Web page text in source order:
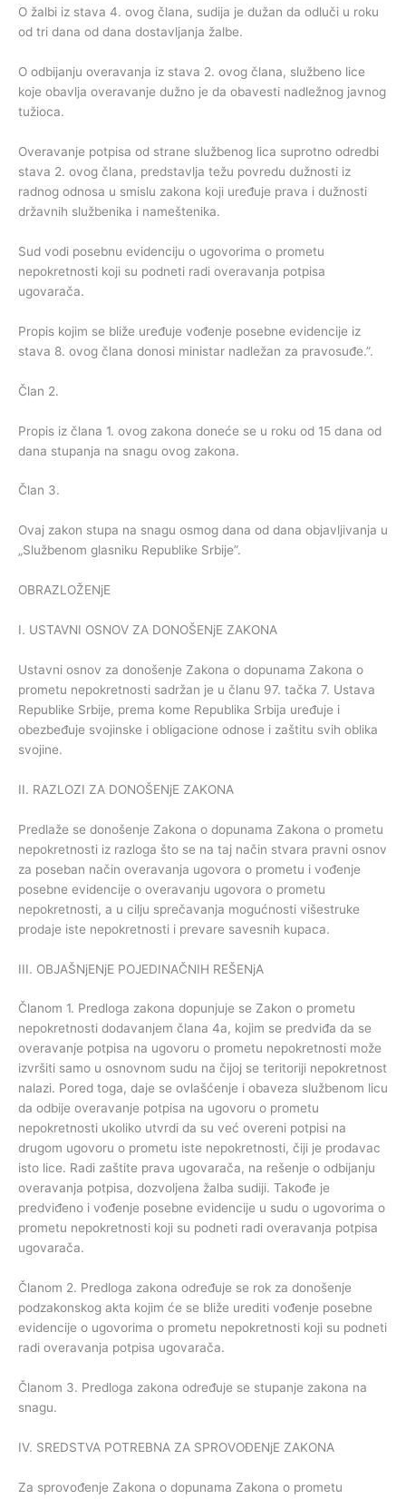
O žalbi iz stava 4. ovog člana, sudija je dužan da odluči u roku
od tri dana od dana dostavljanja žalbe.
O odbijanju overavanja iz stava 2. ovog člana, službeno lice
koje obavlja overavanje dužno je da obavesti nadležnog javnog
tužioca.
Overavanje potpisa od strane službenog lica suprotno odredbi
stava 2. ovog člana, predstavlja težu povredu dužnosti iz
radnog odnosa u smislu zakona koji uređuje prava i dužnosti
državnih službenika i nameštenika.
Sud vodi posebnu evidenciju o ugovorima o prometu
nepokretnosti koji su podneti radi overavanja potpisa
ugovarača.
Propis kojim se bliže uređuje vođenje posebne evidencije iz
stava 8. ovog člana donosi ministar nadležan za pravosuđe.”.
Član 2.
Propis iz člana 1. ovog zakona doneće se u roku od 15 dana od
dana stupanja na snagu ovog zakona.
Član 3.
Ovaj zakon stupa na snagu osmog dana od dana objavljivanja u
„Službenom glasniku Republike Srbije”.
OBRAZLOŽENjE
I. USTAVNI OSNOV ZA DONOŠENjE ZAKONA
Ustavni osnov za donošenje Zakona o dopunama Zakona o
prometu nepokretnosti sadržan je u članu 97. tačka 7. Ustava
Republike Srbije, prema kome Republika Srbija uređuje i
obezbeđuje svojinske i obligacione odnose i zaštitu svih oblika
svojine.
II. RAZLOZI ZA DONOŠENjE ZAKONA
Predlaže se donošenje Zakona o dopunama Zakona o prometu
nepokretnosti iz razloga što se na taj način stvara pravni osnov
za poseban način overavanja ugovora o prometu i vođenje
posebne evidencije o overavanju ugovora o prometu
nepokretnosti, a u cilju sprečavanja mogućnosti višestruke
prodaje iste nepokretnosti i prevare savesnih kupaca.
III. OBJAŠNjENjE POJEDINAČNIH REŠENjA
Članom 1. Predloga zakona dopunjuje se Zakon o prometu
nepokretnosti dodavanjem člana 4a, kojim se predviđa da se
overavanje potpisa na ugovoru o prometu nepokretnosti može
izvršiti samo u osnovnom sudu na čijoj se teritoriji nepokretnost
nalazi. Pored toga, daje se ovlašćenje i obaveza službenom licu
da odbije overavanje potpisa na ugovoru o prometu
nepokretnosti ukoliko utvrdi da su već overeni potpisi na
drugom ugovoru o prometu iste nepokretnosti, čiji je prodavac
isto lice. Radi zaštite prava ugovarača, na rešenje o odbijanju
overavanja potpisa, dozvoljena žalba sudiji. Takođe je
predviđeno i vođenje posebne evidencije u sudu o ugovorima o
prometu nepokretnosti koji su podneti radi overavanja potpisa
ugovarača.
Članom 2. Predloga zakona određuje se rok za donošenje
podzakonskog akta kojim će se bliže urediti vođenje posebne
evidencije o ugovorima o prometu nepokretnosti koji su podneti
radi overavanja potpisa ugovarača.
Članom 3. Predloga zakona određuje se stupanje zakona na
snagu.
IV. SREDSTVA POTREBNA ZA SPROVOĐENjE ZAKONA
Za sprovođenje Zakona o dopunama Zakona o prometu